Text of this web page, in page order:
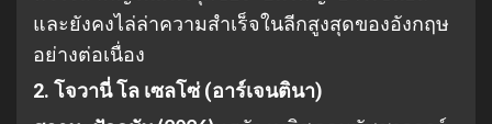
และยังคงไล่ล่าความสำเร็จในลีกสูงสุดของอังกฤษ
อย่างต่อเนื่อง
2. โจวานี่ โล เซลโซ่ (อาร์เจนตินา)